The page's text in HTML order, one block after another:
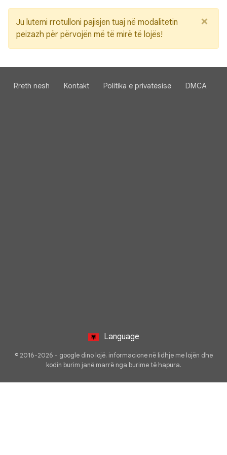
Ju lutemi rrotulloni pajisjen tuaj në modalitetin
peizazh për përvojën më të mirë të lojës!
×
Rreth nesh Kontakt Politika e privatësisë DMCA
Language
© 2016-2026 - google dino lojë. informacione në lidhje me lojën dhe
kodin burim janë marrë nga burime të hapura.